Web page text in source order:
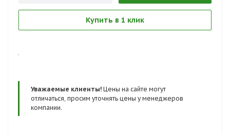
Купить в 1 клик
.
Уважаемые клиенты! Цены на сайте могут
отличаться, просим уточнять цены у менеджеров
компании.